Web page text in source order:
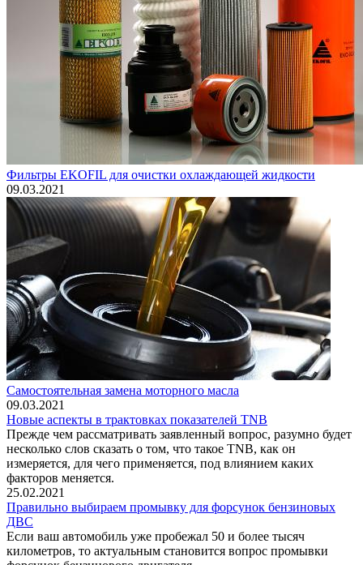
Фильтры EKOFIL для очистки охлаждающей жидкости
09.03.2021
Самостоятельная замена моторного масла
09.03.2021
Новые аспекты в трактовках показателей TNB
Прежде чем рассматривать заявленный вопрос, разумно будет
несколько слов сказать о том, что такое TNB, как он
измеряется, для чего применяется, под влиянием каких
факторов меняется.
25.02.2021
Правильно выбираем промывку для форсунок бензиновых
ДВС
Если ваш автомобиль уже пробежал 50 и более тысяч
километров, то актуальным становится вопрос промывки